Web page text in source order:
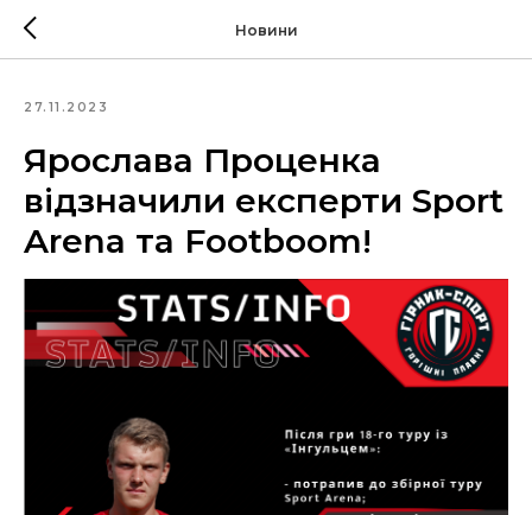
Новини
27.11.2023
Ярослава Проценка
відзначили експерти Sport
Arena та Footboom!